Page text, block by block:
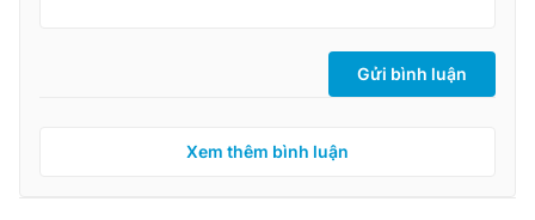
Gửi bình luận
Xem thêm bình luận